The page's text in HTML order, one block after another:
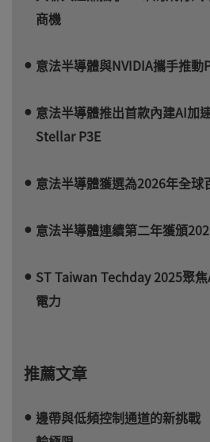
商機
意法半導體與NVIDIA攜手推
意法半導體推出首款內建AI加
Stellar P3E
意法半導體獲選為2026年全球
意法半導體連續第二年獲頒
ST Taiwan Techday 2025聚
電力
推薦文章
邊帶與低頻控制通道的新挑